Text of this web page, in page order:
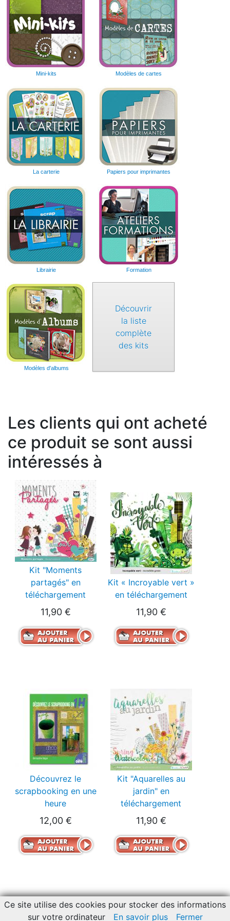
Mini-kits Modèles de cartes
La carterie Papiers pour imprimantes
Librairie Formation
Modèles d'albums
Découvrir
la liste
complète
des kits
Les clients qui ont acheté
ce produit se sont aussi
intéressés à
Kit "Moments
partagés" en
téléchargement
11,90 €
Kit « Incroyable vert »
en téléchargement
11,90 €
Découvrez le
scrapbooking en une
heure
12,00 €
Kit "Aquarelles au
jardin" en
téléchargement
11,90 €
© Copyright 2007, 2026 - Sale terms and conditions - Contact
Ce site utilise des cookies pour stocker des informations
sur votre ordinateur
En savoir plus Fermer